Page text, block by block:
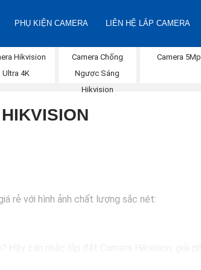
PHỤ KIỆN CAMERA LIÊN HỆ LẮP CAMERA
Hikvision
Ultra 4K
Camera Chống
Ngược Sáng
Hikvision
Camera 5Mp
rẻ với hình ảnh chất lượng sắc nét: